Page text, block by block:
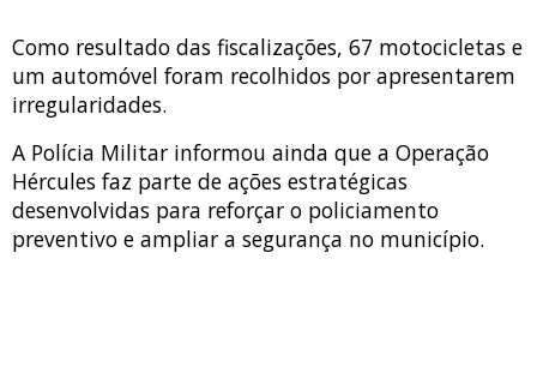
Como resultado das fiscalizações, 67 motocicletas e
um automóvel foram recolhidos por apresentarem
irregularidades.
A Polícia Militar informou ainda que a Operação
Hércules faz parte de ações estratégicas
desenvolvidas para reforçar o policiamento
preventivo e ampliar a segurança no município.